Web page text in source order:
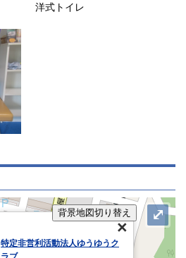
洋式トイレ
背景地図切り替え
特定非営利活動法人ゆうゆうク
⤢